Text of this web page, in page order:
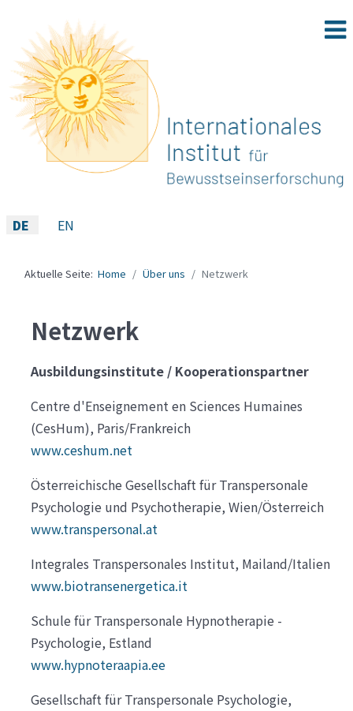
Sprache auswählen
DE EN
Aktuelle Seite: Home Über uns Netzwerk
Netzwerk
Ausbildungsinstitute / Kooperationspartner
Centre d'Enseignement en Sciences Humaines
(CesHum), Paris/Frankreich
www.ceshum.net
Österreichische Gesellschaft für Transpersonale
Psychologie und Psychotherapie, Wien/Österreich
www.transpersonal.at
Integrales Transpersonales Institut, Mailand/Italien
www.biotransenergetica.it
Schule für Transpersonale Hypnotherapie -
Psychologie, Estland
www.hypnoteraapia.ee
Gesellschaft für Transpersonale Psychologie,